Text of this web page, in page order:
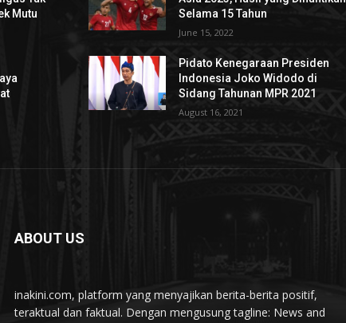
Mutu
Selama 15 Tahun
June 15, 2022
Pidato Kenegaraan Presiden
Indonesia Joko Widodo di
Sidang Tahunan MPR 2021
August 16, 2021
ABOUT US
inakini.com, platform yang menyajikan berita-berita positif,
teraktual dan faktual. Dengan mengusung tagline: News and